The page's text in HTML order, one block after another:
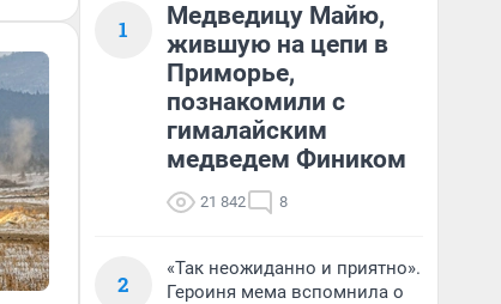
1
Медведицу Майю,
жившую на цепи в
Приморье,
познакомили с
гималайским
медведем Фиником
21 842 8
2
«Так неожиданно и приятно».
Героиня мема вспомнила о